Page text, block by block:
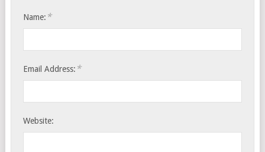
Name: *
Email Address: *
Website: